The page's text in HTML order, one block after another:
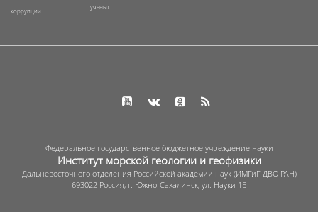
коррупции
ученых
Федеральное государственное бюджетное учреждение науки
Институт морской геологии и геофизики
Дальневосточного отделения Российской академии наук (ИМГиГ ДВО РАН)
693022 Россия, г. Южно-Сахалинск, ул. Науки 1Б